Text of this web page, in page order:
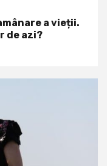
a vieții.
de azi?